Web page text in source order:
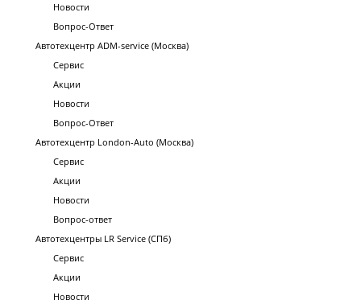
Новости
Вопрос-Ответ
Автотехцентр ADM-service (Москва)
Сервис
Акции
Новости
Вопрос-Ответ
Автотехцентр London-Auto (Москва)
Сервис
Акции
Новости
Вопрос-ответ
Автотехцентры LR Service (СПб)
Сервис
Акции
Новости